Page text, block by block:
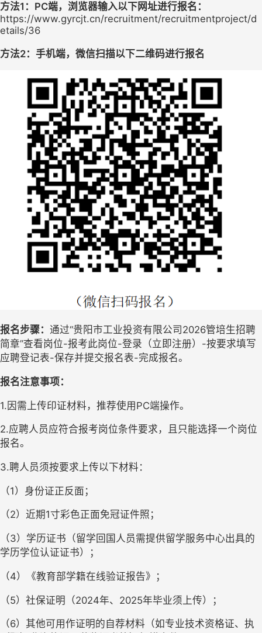
方法1：PC端，浏览器输入以下网址进行报名：
https://www.gyrcjt.cn/recruitment/recruitmentproject/d
etails/36
方法2：手机端，微信扫描以下二维码进行报名
报名步骤： 通过“贵阳市工业投资有限公司2026管培生招聘
简章”查看岗位-报考此岗位-登录（立即注册）-按要求填写
应聘登记表-保存并提交报名表-完成报名。
报名注意事项：
1.因需上传印证材料，推荐使用PC端操作。
2.应聘人员应符合报考岗位条件要求，且只能选择一个岗位
报名。
3.聘人员须按要求上传以下材料：
（1） 身份证正反面；
（2） 近期1寸彩色正面免冠证件照 ；
（3） 学历证书（留学回国人员需提供留学服务中心出具的
学历学位认证证书）
；
（4） 《教育部学籍在线验证报告‌》 ；
（5） 社保证明（2024年、2025年毕业须上传）；
（6） 其他可用作证明的自荐材料（如专业技术资格证、执